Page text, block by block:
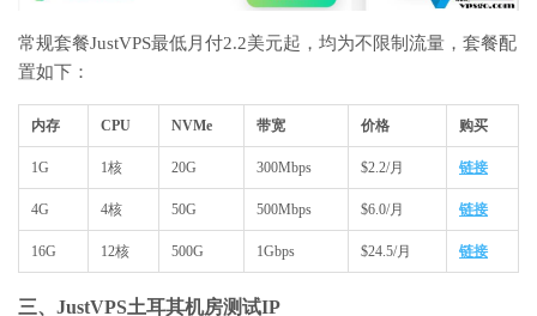
常规套餐JustVPS最低月付2.2美元起，均为不限制流量，套餐配
置如下：
内存 CPU NVMe 带宽 价格 购买
1G 1核 20G 300Mbps $2.2/月 链接
4G 4核 50G 500Mbps $6.0/月 链接
16G 12核 500G 1Gbps $24.5/月 链接
三、JustVPS土耳其机房测试IP